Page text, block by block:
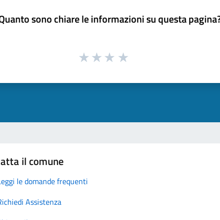
sono chiare le informazioni su questa
il comune
le domande frequenti
Assistenza